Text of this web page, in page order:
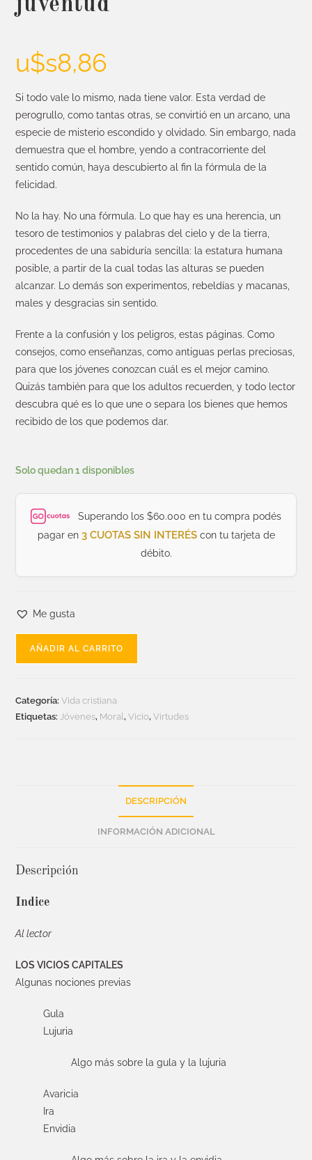
juventud
u$s8,86
Si todo vale lo mismo, nada tiene valor. Esta verdad de
perogrullo, como tantas otras, se convirtió en un arcano, una
especie de misterio escondido y olvidado. Sin embargo, nada
demuestra que el hombre, yendo a contracorriente del
sentido común, haya descubierto al fin la fórmula de la
felicidad.
No la hay. No una fórmula. Lo que hay es una herencia, un
tesoro de testimonios y palabras del cielo y de la tierra,
procedentes de una sabiduría sencilla: la estatura humana
posible, a partir de la cual todas las alturas se pueden
alcanzar. Lo demás son experimentos, rebeldías y macanas,
males y desgracias sin sentido.
Frente a la confusión y los peligros, estas páginas. Como
consejos, como enseñanzas, como antiguas perlas preciosas,
para que los jóvenes conozcan cuál es el mejor camino.
Quizás también para que los adultos recuerden, y todo lector
descubra qué es lo que une o separa los bienes que hemos
recibido de los que podemos dar.
Solo quedan 1 disponibles
Superando los $60.000 en tu compra podés
pagar en 3 CUOTAS SIN INTERÉScon tu tarjeta de
débito.
Me gusta
AÑADIR AL CARRITO
Categoría:Vida cristiana
Etiquetas:Jóvenes, Moral,Vicio,Virtudes
DESCRIPCIÓN
INFORMACIÓN ADICIONAL
Descripción
Indice
Al lector
LOS VICIOS CAPITALES
Algunas nociones previas
Gula
Lujuria
Algo más sobre la gula y la lujuria
Avaricia
Ira
Envidia